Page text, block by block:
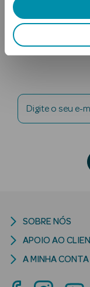
Ver Tudo
Solares
Solares Bebé e
Criança
Digite o seu e-
SOBRE NÓS
APOIO AO
A MINHA CONTA